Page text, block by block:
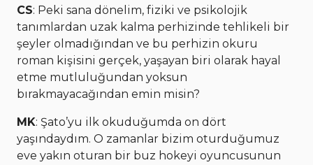
CS: Peki sana dönelim, fiziki ve psikolojik
tanımlardan uzak kalma perhizinde tehlikeli bir
şeyler olmadığından ve bu perhizin okuru
roman kişisini gerçek, yaşayan biri olarak hayal
etme mutluluğundan yoksun
bırakmayacağından emin misin?
MK: Şato’yu ilk okuduğumda on dört
yaşındaydım. O zamanlar bizim oturduğumuz
eve yakın oturan bir buz hokeyi oyuncusunun